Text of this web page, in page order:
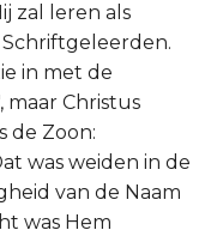
zal leren als
in met de
maar Christus
de Zoon:
was weiden in de
van de Naam
was Hem